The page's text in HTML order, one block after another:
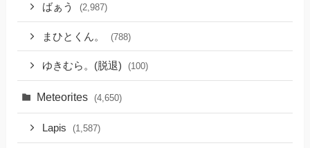
ばぁう (2,987)
まひとくん。 (788)
ゆきむら。(脱退) (100)
Meteorites (4,650)
Lapis (1,587)